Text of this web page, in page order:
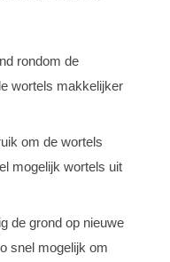
rondom de
wortels makkelijker
om de wortels
mogelijk wortels uit
de grond op nieuwe
snel mogelijk om